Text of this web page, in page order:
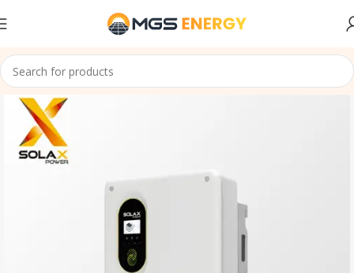
Accueil Onduleurs Offgrid Hybride